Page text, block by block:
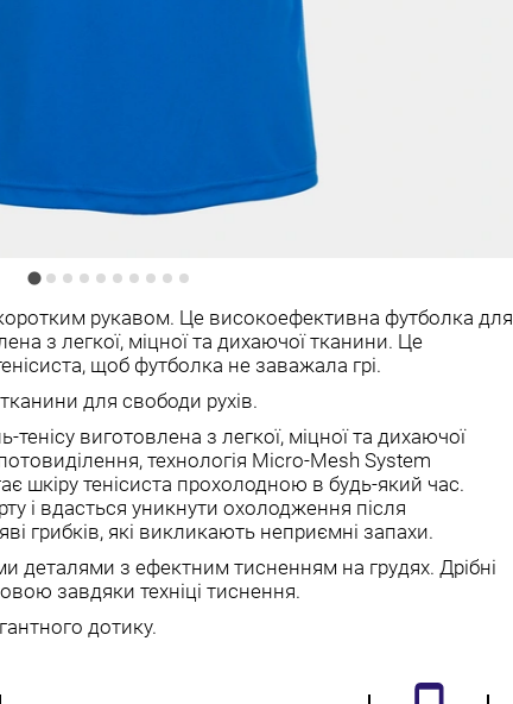
рукавом. Це високоефективна футболка для
з легкої, міцної та дихаючої тканини. Це
щоб футболка не заважала грі.
для свободи рухів.
тенісу виготовлена з легкої, міцної та дихаючої
технологія Micro-Mesh System
шкіру тенісиста прохолодною в будь-який час.
і вдасться уникнути охолодження після
грибків, які викликають неприємні запахи.
деталями з ефектним тисненням на грудях. Дрібні
завдяки техніці тиснення.
дотику.